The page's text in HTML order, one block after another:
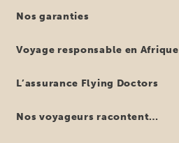
Nos garanties
Voyage responsable en Afrique
L’assurance Flying Doctors
Nos voyageurs racontent…